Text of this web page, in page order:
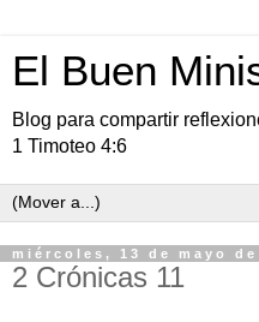
El Buen
Blog para compartir
1 Timoteo 4:6
miércoles, 13 de mayo de
2 Crónicas 11